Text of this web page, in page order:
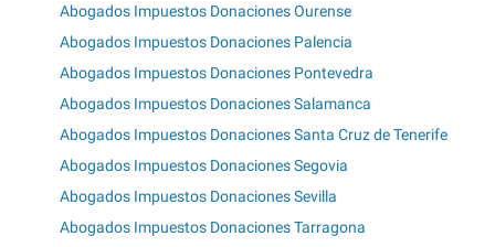
Abogados Impuestos Donaciones Ourense
Abogados Impuestos Donaciones Palencia
Abogados Impuestos Donaciones Pontevedra
Abogados Impuestos Donaciones Salamanca
Abogados Impuestos Donaciones Santa Cruz de Tenerife
Abogados Impuestos Donaciones Segovia
Abogados Impuestos Donaciones Sevilla
Abogados Impuestos Donaciones Tarragona